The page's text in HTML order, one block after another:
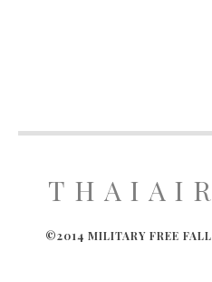
©2014 MILITARY FREE